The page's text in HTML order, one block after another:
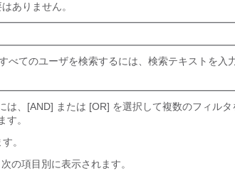
ありません。
べてのユーザを検索するには、検索テキストを入
は、[AND] または [OR] を選択して複数のフィルタ
す。
。
の項目別に表示されます。